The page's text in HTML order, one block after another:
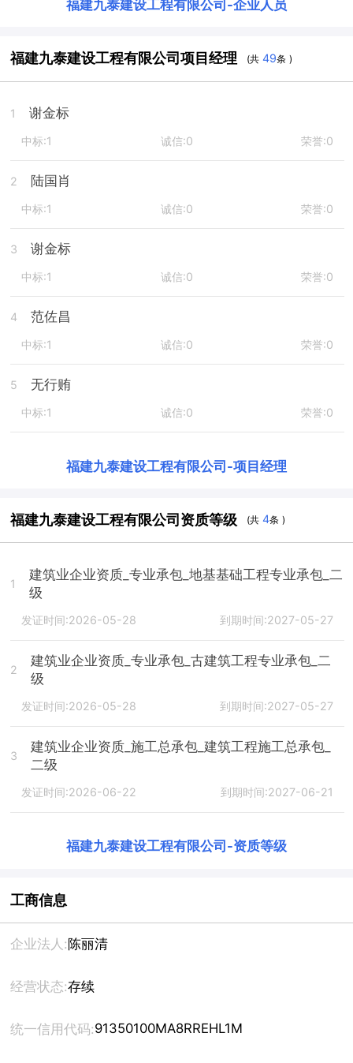
福建九泰建设工程有限公司 -企业人员
福建九泰建设工程有限公司项目经理 (共49条 )
1 谢金标
中标:1 诚信:0 荣誉:0
2 陆国肖
中标:1 诚信:0 荣誉:0
3 谢金标
中标:1 诚信:0 荣誉:0
4 范佐昌
中标:1 诚信:0 荣誉:0
5 无行贿
中标:1 诚信:0 荣誉:0
福建九泰建设工程有限公司 -项目经理
福建九泰建设工程有限公司资质等级 (共4条 )
1
建筑业企业资质_专业承包_地基基础工程专业承包_二
级
发证时间:2026-05-28 到期时间:2027-05-27
2
建筑业企业资质_专业承包_古建筑工程专业承包_二
级
发证时间:2026-05-28 到期时间:2027-05-27
3
建筑业企业资质_施工总承包_建筑工程施工总承包_
二级
发证时间:2026-06-22 到期时间:2027-06-21
福建九泰建设工程有限公司 -资质等级
工商信息
企业法人: 陈丽清
经营状态:存续
统一信用代码:91350100MA8RREHL1M